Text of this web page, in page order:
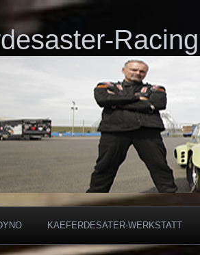
Racing
KAEFERDESATER-WERKSTATT